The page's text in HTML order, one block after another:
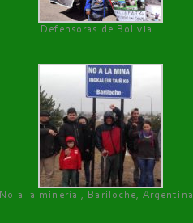
Defensoras de Bolivia
No a la minería , Bariloche, Argentina